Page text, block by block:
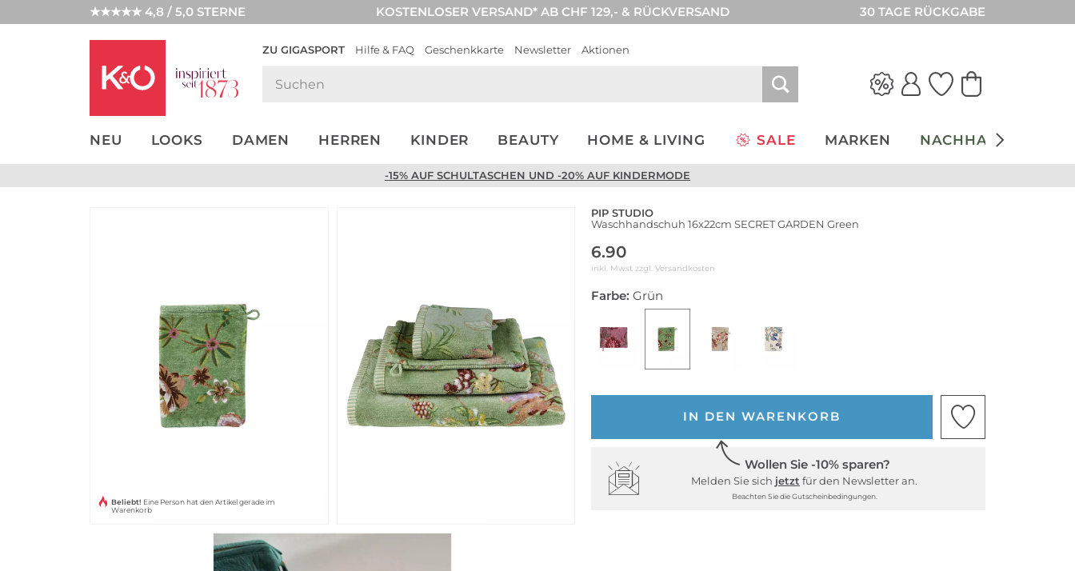
★★★★★ 4,8 / 5,0 STERNE KOSTENLOSER VERSAND* AB CHF 129,- & RÜCKVERSAND 30 TAGE RÜCKGABE
ZU GIGASPORT Hilfe & FAQ Geschenkkarte Newsletter Aktionen
NEU LOOKS DAMEN HERREN KINDER BEAUTY HOME & LIVING SALE MARKEN NACHHALTIGKEIT
NEW IN
WEDDING
-15% AUF SCHULTASCHEN UND -20% AUF KINDERMODE
Beliebt! Eine Person hat den Artikel gerade im
Warenkorb
PIP STUDIO
Waschhandschuh 16x22cm SECRET GARDEN Green
6.90
inkl. Mwst zzgl. Versandkosten
Farbe: Grün
IN DEN WARENKORB
Wollen Sie -10% sparen?
Melden Sie sich jetzt für den Newsletter an.
Beachten Sie die Gutscheinbedingungen.